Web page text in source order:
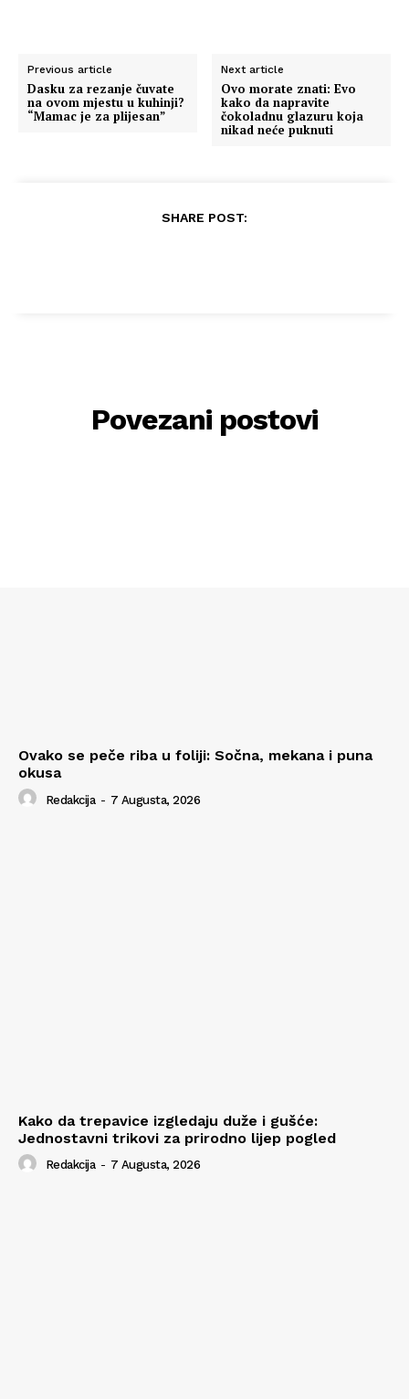
Previous article
Dasku za rezanje čuvate
na ovom mjestu u kuhinji?
“Mamac je za plijesan”
Next article
Ovo morate znati: Evo
kako da napravite
čokoladnu glazuru koja
nikad neće puknuti
SHARE POST:
Povezani postovi
Ovako se peče riba u foliji: Sočna, mekana i puna
okusa
Redakcija - 7 Augusta, 2026
Kako da trepavice izgledaju duže i gušće:
Jednostavni trikovi za prirodno lijep pogled
Redakcija - 7 Augusta, 2026